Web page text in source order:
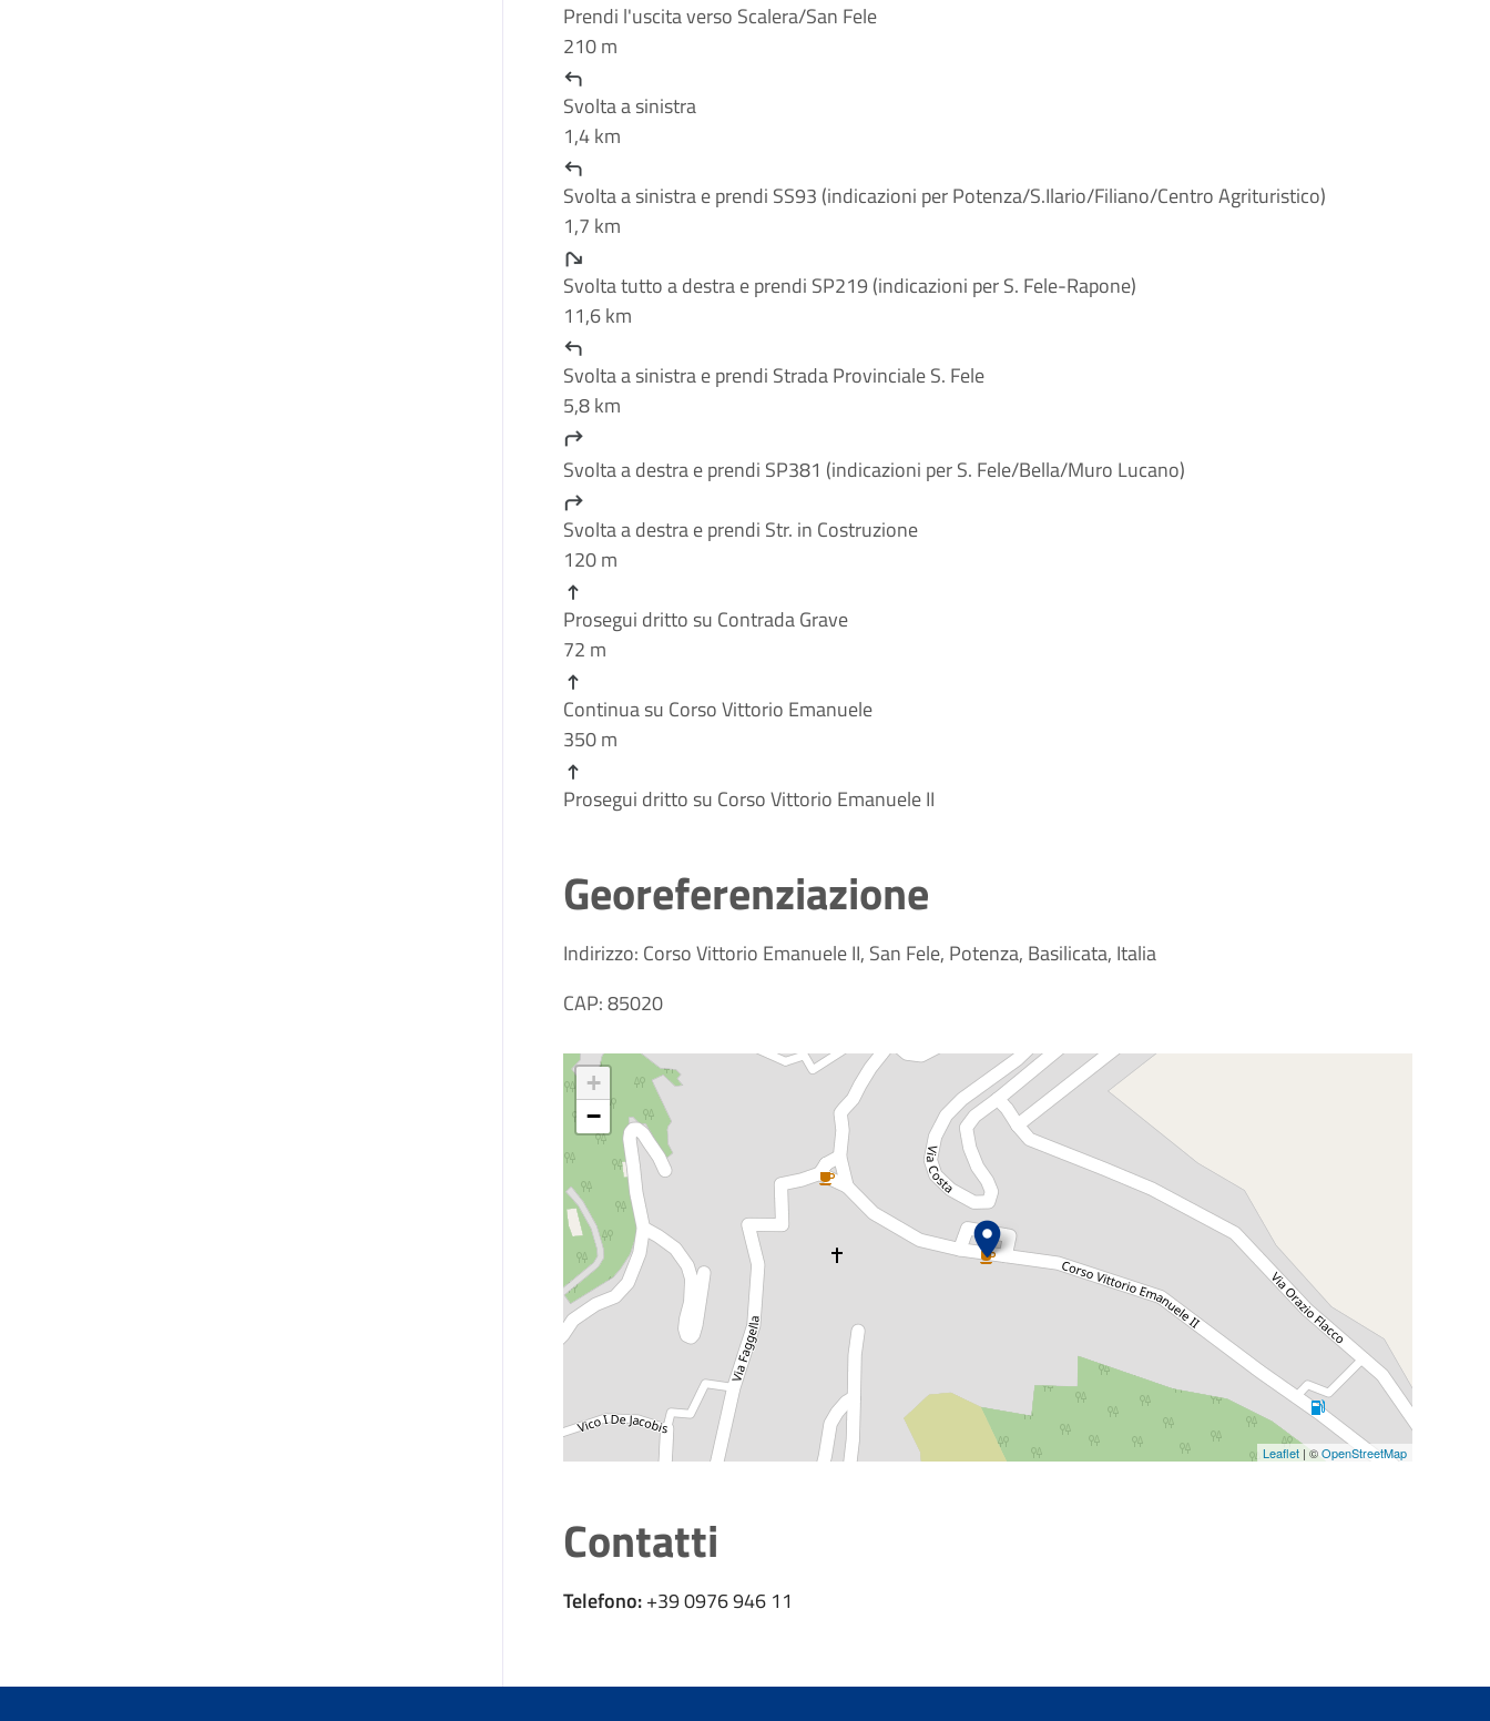
Prendi l'uscita verso Scalera/San Fele
210 m
Svolta a sinistra
1,4 km
Svolta a sinistra e prendi SS93 (indicazioni per Potenza/S.Ilario/Filiano/Centro Agrituristico)
1,7 km
Svolta tutto a destra e prendi SP219 (indicazioni per S. Fele-Rapone)
11,6 km
Svolta a sinistra e prendi Strada Provinciale S. Fele
5,8 km
Svolta a destra e prendi SP381 (indicazioni per S. Fele/Bella/Muro Lucano)
Svolta a destra e prendi Str. in Costruzione
120 m
Prosegui dritto su Contrada Grave
72 m
Continua su Corso Vittorio Emanuele
350 m
Prosegui dritto su Corso Vittorio Emanuele II
Georeferenziazione
Indirizzo: Corso Vittorio Emanuele II, San Fele, Potenza, Basilicata, Italia
CAP: 85020
+
−
Leaflet| ©OpenStreetMap
Contatti
Telefono:+39 0976 946 11